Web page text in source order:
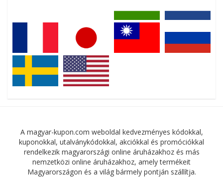
A magyar-kupon.com weboldal kedvezményes kódokkal,
kuponokkal, utalványkódokkal, akciókkal és promóciókkal
rendelkezik magyarországi online áruházakhoz és más
nemzetközi online áruházakhoz, amely termékeit
Magyarországon és a világ bármely pontján szállítja.